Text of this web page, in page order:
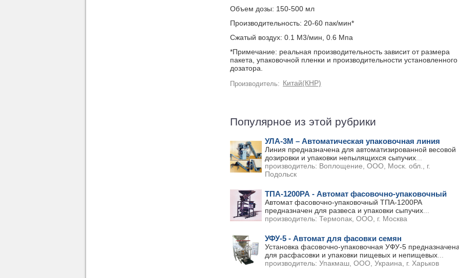
Объем дозы: 150-500 мл
Производительность: 20-60 пак/мин*
Сжатый воздух: 0.1 M3/мин, 0.6 Мпа
*Примечание: реальная производительность зависит от размера
пакета, упаковочной пленки и производительности установленного
дозатора.
Производитель: Китай(КНР)
Популярное из этой рубрики
УЛА-3М – Автоматическая упаковочная линия
Линия предназначена для автоматизированной весовой
дозировки и упаковки непылящихся сыпучих
производитель: Воплощение, ООО, Моск. обл., г.
Подольск
ТПА-1200РА - Автомат фасовочно-упаковочный
Автомат фасовочно-упаковочный ТПА-1200РА
предназначен для развеса и упаковки сыпучих
производитель: Термопак, ООО, г. Москва
УФУ-5 - Автомат для фасовки семян
Установка фасовочно-упаковочная УФУ-5
для расфасовки и упаковки пищевых и непищевых
производитель: Упакмаш, ООО, Украина, г. Харьков